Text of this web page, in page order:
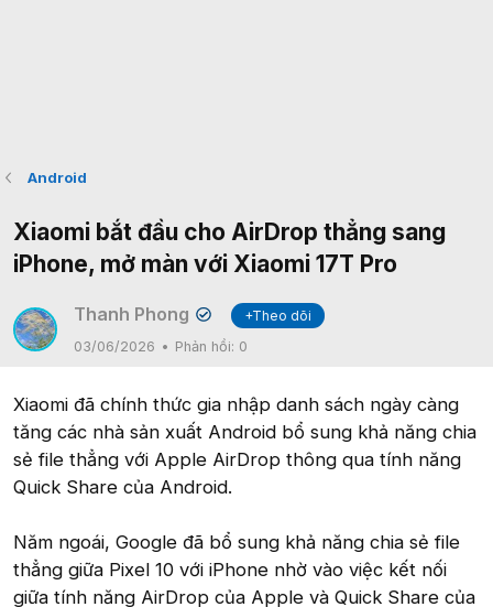
Android
Xiaomi bắt đầu cho AirDrop thẳng sang
iPhone, mở màn với Xiaomi 17T Pro
Thanh Phong ✔
+Theo dõi
03/06/2026
Phản hồi: 0
Xiaomi đã chính thức gia nhập danh sách ngày càng
tăng các nhà sản xuất Android bổ sung khả năng chia
sẻ file thẳng với Apple AirDrop thông qua tính năng
Quick Share của Android.
Năm ngoái, Google đã bổ sung khả năng chia sẻ file
thẳng giữa Pixel 10 với iPhone nhờ vào việc kết nối
giữa tính năng AirDrop của Apple và Quick Share của